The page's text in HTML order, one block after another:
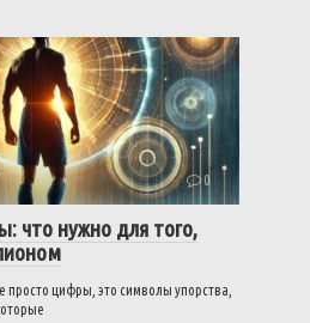
0
что нужно для того,
цифры, это символы упорства,